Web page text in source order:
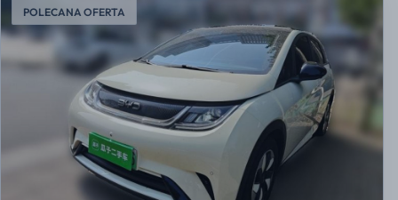
POLECANA OFERTA